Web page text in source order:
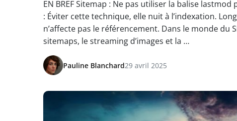
EN BREF Sitemap : Ne pas utiliser la balise
: Éviter cette technique, elle nuit à l’indexation.
n’affecte pas le référencement. Dans le monde
sitemaps, le streaming d’images et la …
Pauline Blanchard29 avril 2025